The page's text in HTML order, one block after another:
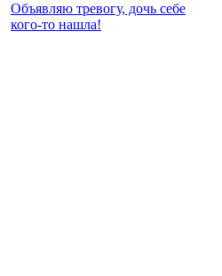
Объявляю тревогу, дочь себе
кого-то нашла!